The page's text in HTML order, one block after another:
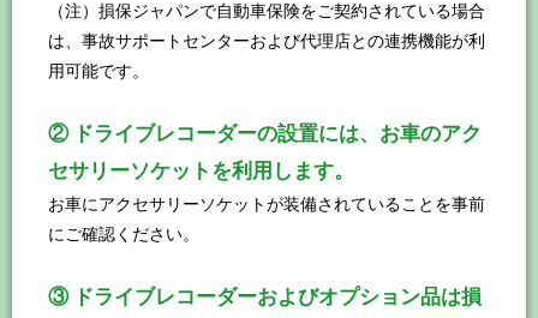
（注）損保ジャパンで自動車保険をご契約されている場合
は、事故サポートセンターおよび代理店との連携機能が利
用可能です。
② ドライブレコーダーの設置には、お車のアク
セサリーソケットを利用します。
お車にアクセサリーソケットが装備されていることを事前
にご確認ください。
③ ドライブレコーダーおよびオプション品は損